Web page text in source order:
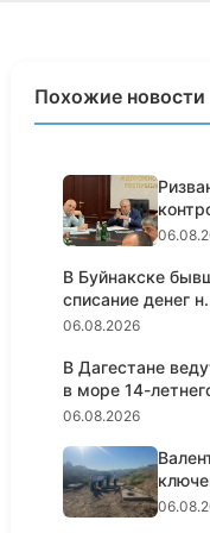
Похожие новости
В Буйнакске
списание денег
06.08.2026
В Дагестане
в море 14-
06.08.2026